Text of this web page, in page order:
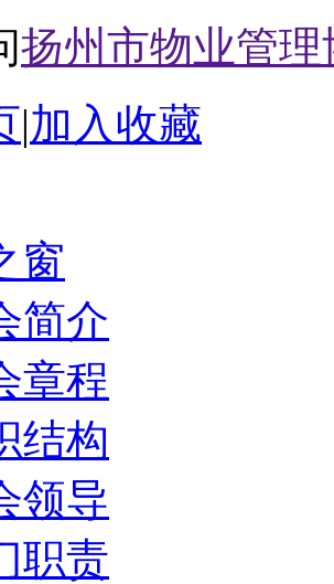
扬州市物业管理
|加入收藏
窗
简介
章程
结构
领导
职责